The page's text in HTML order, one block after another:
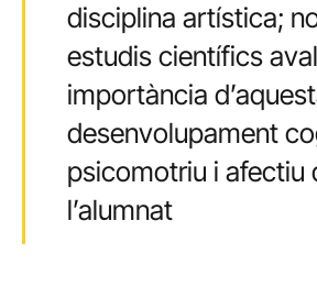
disciplina artística;
estudis científics
importància
desenvolupament
psicomotriu i afectiu
l’alumnat